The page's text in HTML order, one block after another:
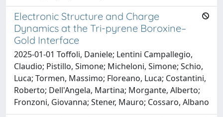
Electronic Structure and Charge
Dynamics at the Tri-pyrene Boroxine–
Gold Interface
2025-01-01 Toffoli, Daniele; Lentini Campallegio,
Claudio; Pistillo, Simone; Micheloni, Simone; Schio,
Luca; Tormen, Massimo; Floreano, Luca; Costantini,
Roberto; Dell'Angela, Martina; Morgante, Alberto;
Fronzoni, Giovanna; Stener, Mauro; Cossaro, Albano